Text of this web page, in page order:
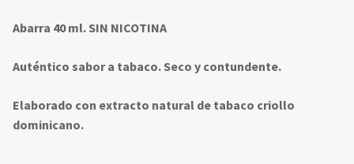
Abarra 40 ml. SIN NICOTINA
Auténtico sabor a tabaco. Seco y contundente.
Elaborado con extracto natural de tabaco criollo
dominicano.